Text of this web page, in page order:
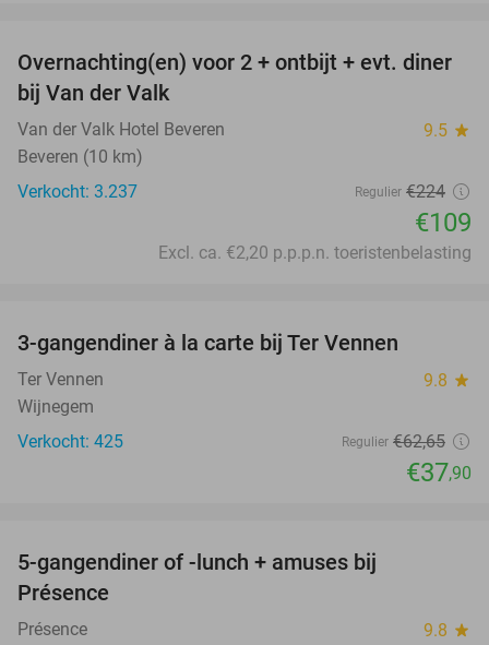
51%
Overnachting(en) voor 2 + ontbijt + evt. diner
bij Van der Valk
Van der Valk Hotel Beveren 9.5 star
Beveren (10 km)
Verkocht: 3.237
Regulier €224
€109
Excl. ca. €2,20 p.p.p.n. toeristenbelasting
3-gangendiner à la carte bij Ter Vennen
Ter Vennen 9.8 star
Wijnegem
Verkocht: 425
Regulier €62,65
€37,90
5-gangendiner of -lunch + amuses bij
Présence
Présence 9.8 star